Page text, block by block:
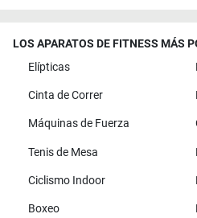
LOS APARATOS DE FITNESS MÁS
Elípticas
Cinta de Correr
Máquinas de Fuerza
Tenis de Mesa
Ciclismo Indoor
Boxeo